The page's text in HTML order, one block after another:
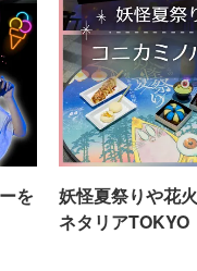
を
妖怪夏祭りや花
ネタリアTOKYO